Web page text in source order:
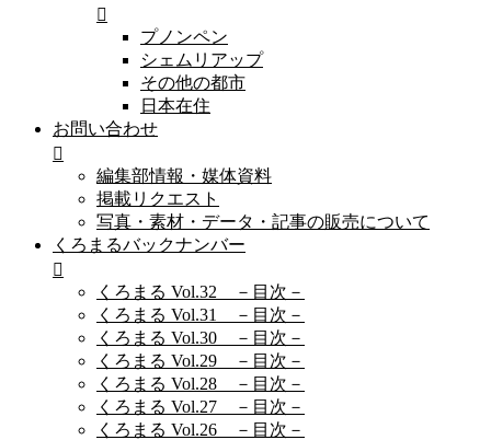
プノンペン
シェムリアップ
その他の都市
日本在住
お問い合わせ
編集部情報・媒体資料
掲載リクエスト
写真・素材・データ・記事の販売について
くろまるバックナンバー
くろまる Vol.32 －目次－
くろまる Vol.31 －目次－
くろまる Vol.30 －目次－
くろまる Vol.29 －目次－
くろまる Vol.28 －目次－
くろまる Vol.27 －目次－
くろまる Vol.26 －目次－